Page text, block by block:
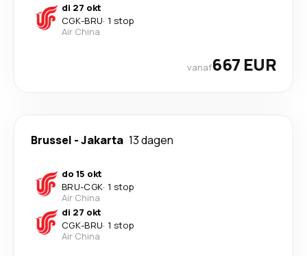
di 27 okt
CGK-BRU· 1 stop
Air China
vanaf667 EUR
Brussel -Jakarta 13 dagen
do 15 okt
BRU-CGK· 1 stop
Air China
di 27 okt
CGK-BRU· 1 stop
Air China